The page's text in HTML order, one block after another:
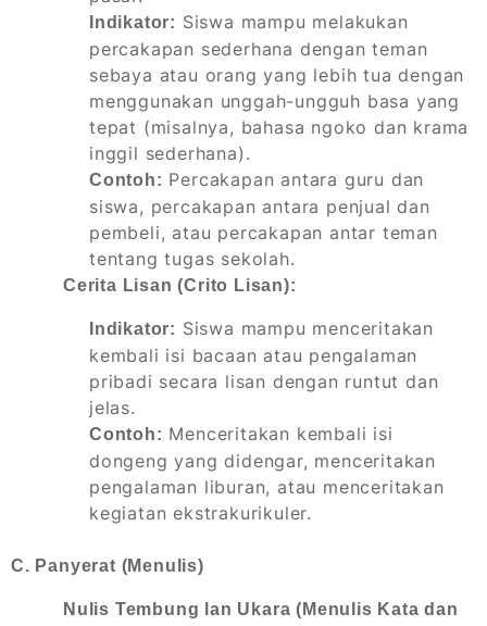
Indikator: Siswa mampu melakukan
percakapan sederhana dengan teman
sebaya atau orang yang lebih tua dengan
menggunakan unggah-ungguh basa yang
tepat (misalnya, bahasa ngoko dan krama
inggil sederhana).
Contoh: Percakapan antara guru dan
siswa, percakapan antara penjual dan
pembeli, atau percakapan antar teman
tentang tugas sekolah.
Cerita Lisan (Crito Lisan):
Indikator: Siswa mampu menceritakan
kembali isi bacaan atau pengalaman
pribadi secara lisan dengan runtut dan
jelas.
Contoh: Menceritakan kembali isi
dongeng yang didengar, menceritakan
pengalaman liburan, atau menceritakan
kegiatan ekstrakurikuler.
C. Panyerat (Menulis)
Nulis Tembung lan Ukara (Menulis Kata dan